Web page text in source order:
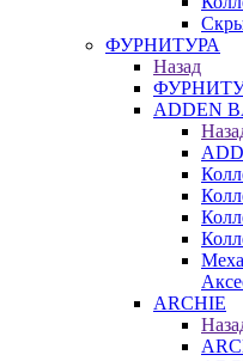
ФУРНИТУРА
Назад
ADDEN
ARCHIE